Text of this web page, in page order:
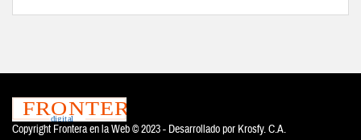
Copyright Frontera en la Web © 2023 - Desarrollado por Krosfy. C.A.